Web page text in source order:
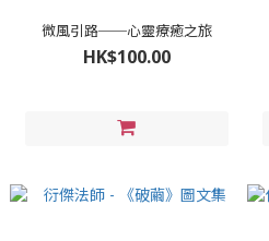
微風引路──心靈療癒之旅
HK$100.00